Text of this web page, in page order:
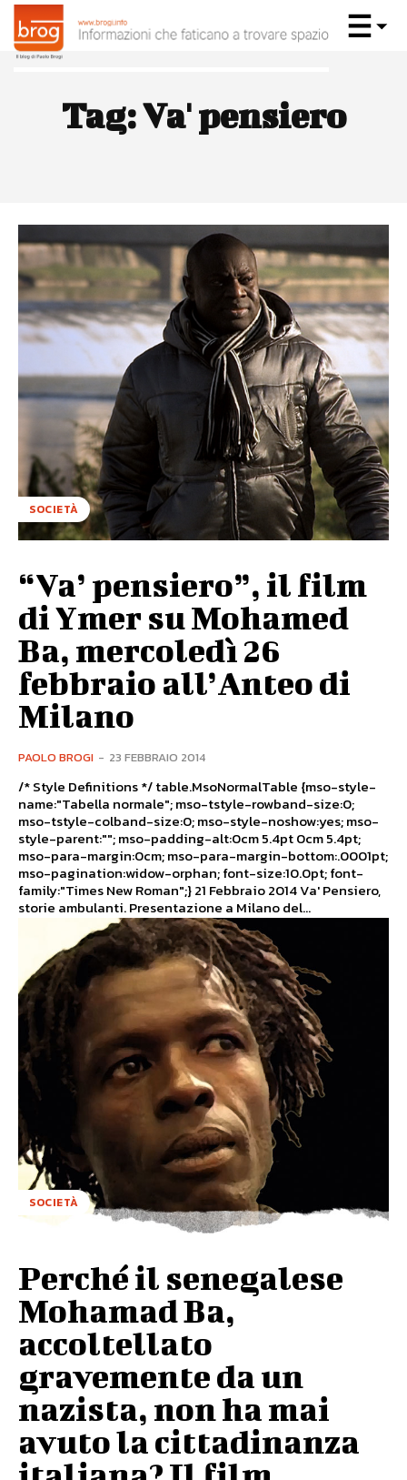
Tag:Va' pensiero
SOCIETÀ
“Va’ pensiero”, il film
di Ymer su Mohamed
Ba, mercoledì 26
febbraio all’Anteo di
Milano
PAOLO BROGI - 23 FEBBRAIO 2014
/* Style Definitions */ table.MsoNormalTable {mso-style-
name:"Tabella normale"; mso-tstyle-rowband-size:0;
mso-tstyle-colband-size:0; mso-style-noshow:yes; mso-
style-parent:""; mso-padding-alt:0cm 5.4pt 0cm 5.4pt;
mso-para-margin:0cm; mso-para-margin-bottom:.0001pt;
mso-pagination:widow-orphan; font-size:10.0pt; font-
family:"Times New Roman";} 21 Febbraio 2014 Va' Pensiero,
storie ambulanti. Presentazione a Milano del...
SOCIETÀ
Perché il senegalese
Mohamad Ba,
accoltellato
gravemente da un
nazista, non ha mai
avuto la cittadinanza